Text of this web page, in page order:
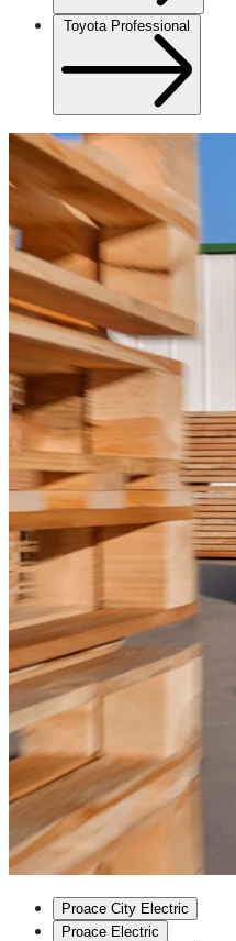
Toyota Professional
Proace City Electric
Proace Electric